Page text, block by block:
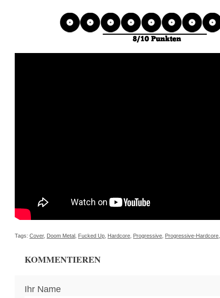
Tags: Cover, Doom Metal Fucked Up Hardcore Progressive Progressive-Hardcore
KOMMENTIEREN
Ihr Name